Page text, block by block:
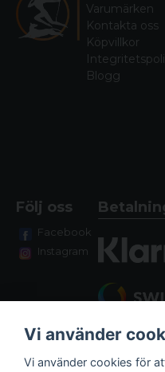
Varumärken
Kontakta oss
Köpvillkor
Blogg
Följ oss
Facebook
Instagram
Vi använder
Vi använder cookies för